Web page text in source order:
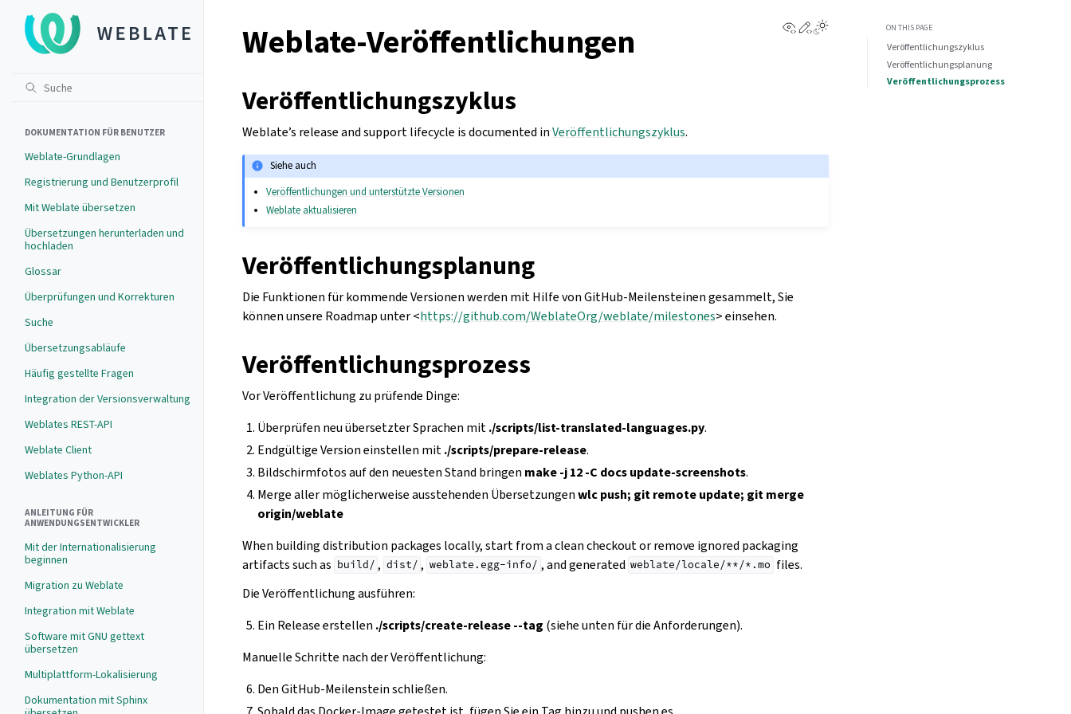
DOKUMENTATION FÜR BENUTZER
Weblate-Grundlagen
Registrierung und Benutzerprofil
Mit Weblate übersetzen
Übersetzungen herunterladen und
hochladen
Glossar
Überprüfungen und Korrekturen
Suche
Übersetzungsabläufe
Häufig gestellte Fragen
Integration der Versionsverwaltung
Weblates REST-API
Weblate Client
Weblates Python-API
ANLEITUNG FÜR
ANWENDUNGSENTWICKLER
Mit der Internationalisierung
beginnen
Migration zu Weblate
Integration mit Weblate
Software mit GNU gettext
übersetzen
Multiplattform-Lokalisierung
Dokumentation mit Sphinx
View this page
Edit this page
Weblate-Veröffentlichungen
Veröffentlichungszyklus
Weblate’s release and support lifecycle is documented inVeröffentlichungszyklus.
Siehe auch
Veröffentlichungen und unterstützte Versionen
Weblate aktualisieren
Veröffentlichungsplanung
Die Funktionen für kommende Versionen werden mit Hilfe von GitHub-Meilensteinen gesammelt, Sie
können unsere Roadmap unter <https://github.com/WeblateOrg/weblate/milestones> einsehen.
Veröffentlichungsprozess
Vor Veröffentlichung zu prüfende Dinge:
Überprüfen neu übersetzter Sprachen mit./scripts/list-translated-languages.py.
Endgültige Version einstellen mit./scripts/prepare-release.
Bildschirmfotos auf den neuesten Stand bringen make -j 12 -C docs update-screenshots.
Merge aller möglicherweise ausstehenden Übersetzungenwlc push; git remote update; git merge
origin/weblate
When building distribution packages locally, start from a clean checkout or remove ignored packaging
artifacts such as build/ , dist/ , weblate.egg-info/ , and generated weblate/locale/**/*.mo files.
Die Veröffentlichung ausführen:
Ein Release erstellen ./scripts/create-release --tag (siehe unten für die Anforderungen).
Manuelle Schritte nach der Veröffentlichung:
Den GitHub-Meilenstein schließen.
ON THIS PAGE
Veröffentlichungszyklus
Veröffentlichungsplanung
Veröffentlichungsprozess